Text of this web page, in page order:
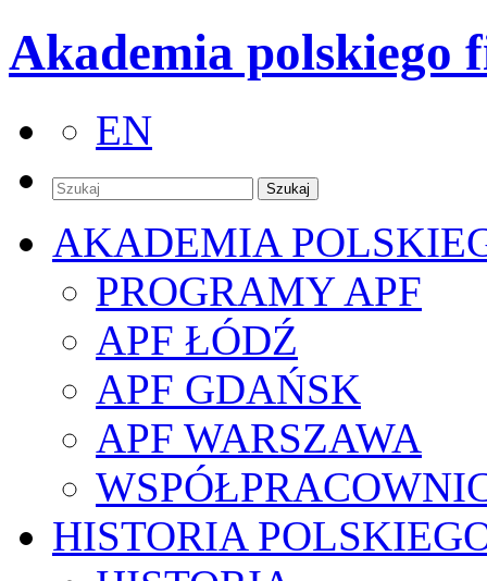
Akademia polskiego
EN
AKADEMIA
PROGRAMY APF
APF ŁÓDŹ
APF GDAŃSK
APF WARSZAWA
HISTORIA